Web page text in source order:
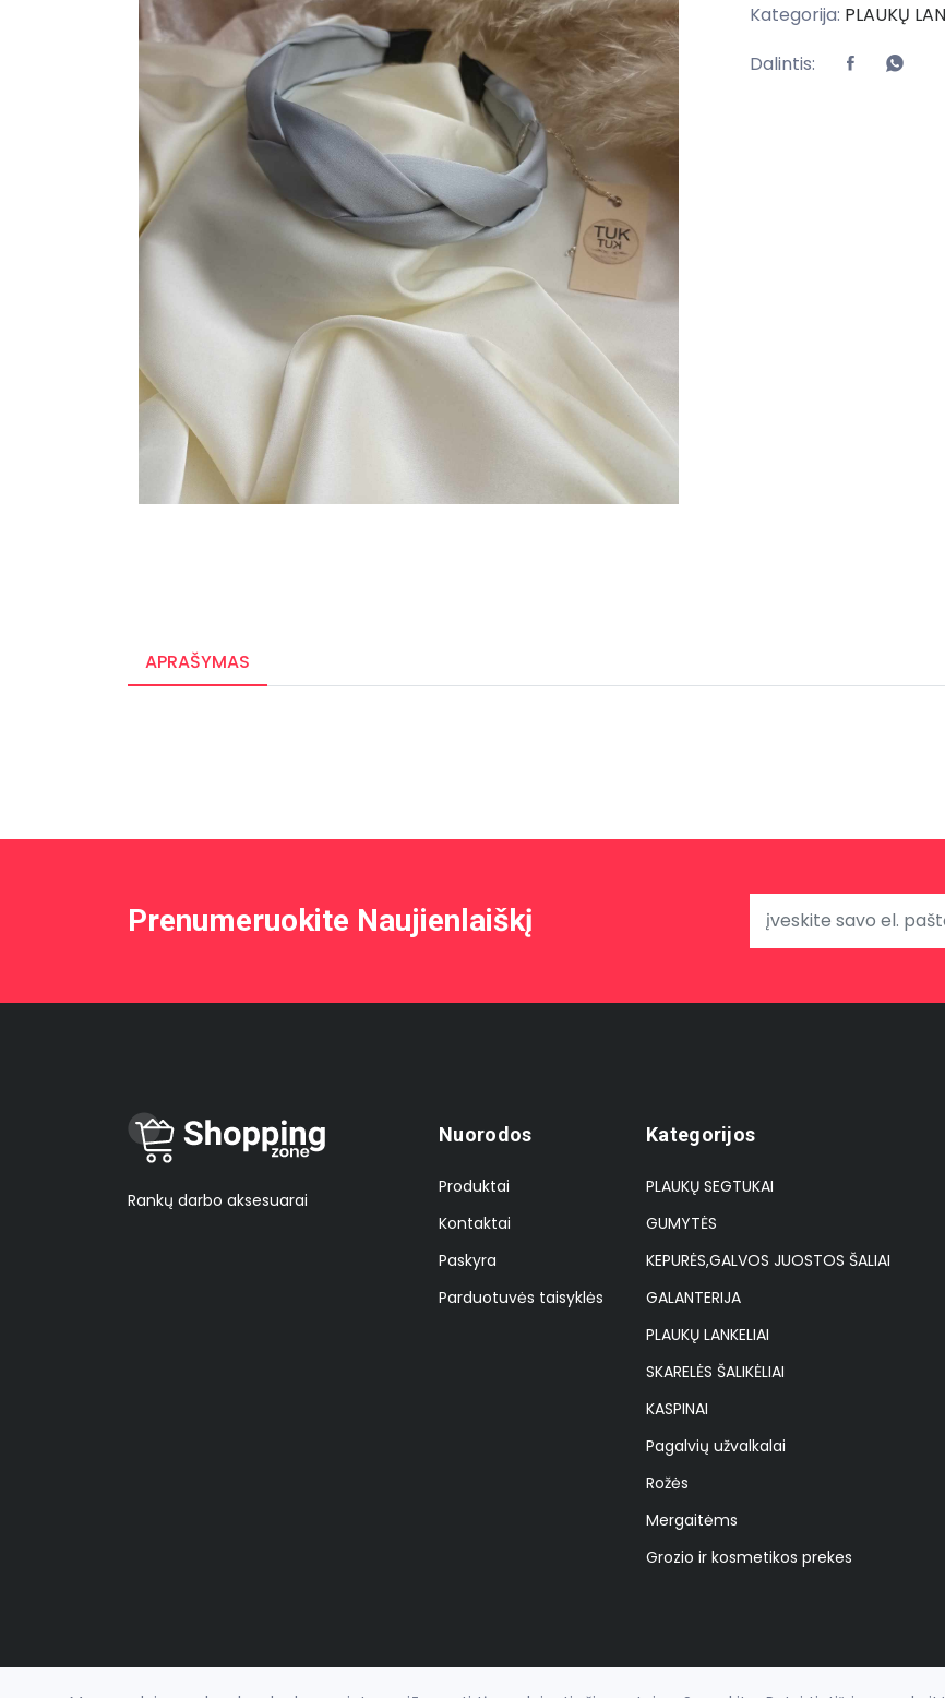
Kategorija: PLAUKŲ
Dalintis:
APRAŠYMAS
Prenumeruokite Naujienlaiškį
Rankų darbo aksesuarai
Nuorodos
Produktai
Kontaktai
Paskyra
Parduotuvės taisyklės
Kategorijos
PLAUKŲ SEGTUKAI
GUMYTĖS
KEPURĖS,GALVOS JUOSTOS ŠALIAI
GALANTERIJA
PLAUKŲ LANKELIAI
SKARELĖS ŠALIKĖLIAI
KASPINAI
Pagalvių užvalkalai
Rožės
Mergaitėms
Grozio ir kosmetikos prekes